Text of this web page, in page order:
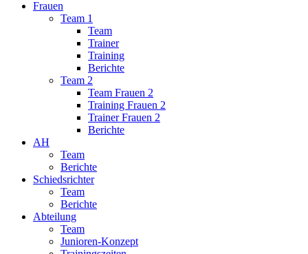
Frauen
Team 1
Team
Trainer
Training
Berichte
Team 2
Team Frauen 2
Training Frauen 2
Trainer Frauen 2
Berichte
AH
Team
Berichte
Schiedsrichter
Team
Berichte
Abteilung
Team
Junioren-Konzept